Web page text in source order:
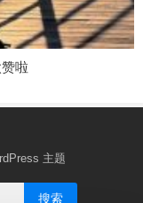
啦
主题
搜索